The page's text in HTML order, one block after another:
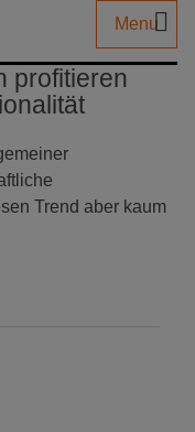
Menu
profitieren
Trend aber kaum